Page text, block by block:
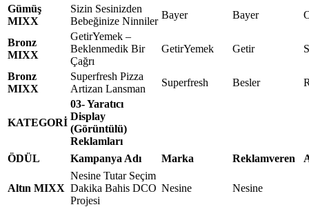
Gümüş
MIXX
Sizin Sesinizden
Bebeğinize Ninniler
Bayer Bayer
Bronz
MIXX
GetirYemek –
Beklenmedik Bir
Çağrı
GetirYemek Getir
Bronz
MIXX
Superfresh Pizza
Artizan Lansman
Superfresh Besler
KATEGORİ
03- Yaratıcı
Display
(Görüntülü)
Reklamları
ÖDÜL
Kampanya Adı Marka Reklamveren
Altın MIXX
Nesine Tutar Seçim
Dakika Bahis DCO
Projesi
Nesine Nesine